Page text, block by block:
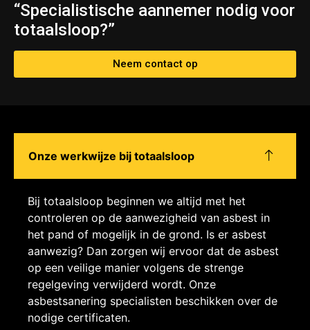
“Specialistische aannemer nodig voor
totaalsloop?”
Neem contact op
Onze werkwijze bij totaalsloop
Bij totaalsloop beginnen we altijd met het
controleren op de aanwezigheid van asbest in
het pand of mogelijk in de grond. Is er asbest
aanwezig? Dan zorgen wij ervoor dat de asbest
op een veilige manier volgens de strenge
regelgeving verwijderd wordt. Onze
asbestsanering specialisten beschikken over de
nodige certificaten.